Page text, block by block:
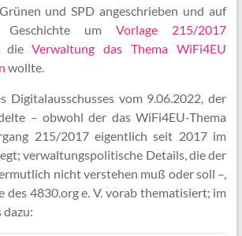
und SPD ange­schrieben und auf
Geschichte umVorlage 215/2017
dieVerwaltung das Thema WiFi4EU
wollte.
Digitalausschusses vom 9.06.2022, der
– obwohl der das WiFi4EU-Thema
215/2017 eigentlich seit 2017 im
verwaltungspolitische Details, die der
nicht verstehen muß oder soll –,
des 4830.org e. V. vorab thematisiert; im